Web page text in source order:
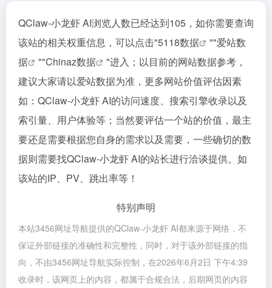
QClaw-小龙虾 AI浏览人数已经达到105，如你需要查询
该站的相关权重信息，可以点击"5118数据 ""爱站数
据
""Chinaz数据
"进入；以目前的网站数据参考，
建议大家请以爱站数据为准，更多网站价值评估因素
如：QClaw-小龙虾 AI的访问速度、搜索引擎收录以及
索引量、用户体验等；当然要评估一个站的价值，最主
要还是需要根据您自身的需求以及需要，一些确切的数
据则需要找QClaw-小龙虾 AI的站长进行洽谈提供。如
该站的IP、PV、跳出率等！
特别声明
本站3456网址导航提供的QClaw-小龙虾 AI都来源于网络，不
保证外部链接的准确性和完整性，同时，对于该外部链接的指
向，不由3456网址导航实际控制，在2026年6月2日 下午4:39
收录时，该网页上的内容，都属于合规合法，后期网页的内容